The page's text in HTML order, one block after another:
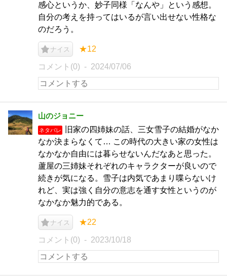
感心というか、妙子同様「なんや」という感想。
自分の考えを持ってはいるが言い出せない性格な
のだろう。
ナイス ★12
コメント(0) 2024/07/06
山のジョニー
ネタバレ
旧家の四姉妹の話、三女雪子の結婚がなか
なか決まらなくて… この時代の大きい家の女性は
なかなか自由には暮らせないんだなあと思った。
蘆屋の三姉妹それぞれのキャラクターが良いので
続きが気になる。雪子は内気であまり喋らないけ
れど、実は強く自分の意志を通す女性というのが
なかなか魅力的である。
ナイス ★22
コメント(0) 2023/10/18